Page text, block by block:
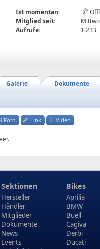
Ist momentan:
Mitglied seit:
Aufrufe:
1.233
Dokumente
Galerie
Foto Link Video
Sektionen
Hersteller
Händler
Mitglieder
Dokumente
News
Events
Bikes
Aprilia
BMW
Buell
Cagiva
Derbi
Ducati